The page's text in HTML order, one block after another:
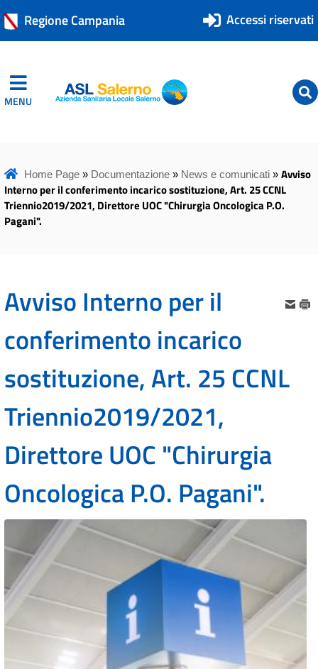
Regione Campania Accessi riservati
MENU ASL Salerno
ASL Salerno
Home Page» Documentazione» News e comunicati» Avviso
Interno per il conferimento incarico sostituzione, Art. 25 CCNL
Triennio2019/2021, Direttore UOC "Chirurgia Oncologica P.O.
Pagani".
Avviso Interno per il
conferimento incarico
sostituzione, Art. 25 CCNL
Triennio2019/2021,
Direttore UOC "Chirurgia
Oncologica P.O. Pagani".